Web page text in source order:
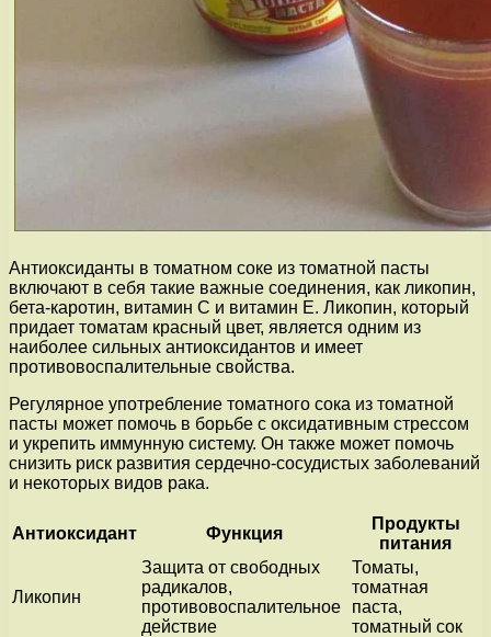
Антиоксиданты в томатном соке из томатной пасты
включают в себя такие важные соединения, как ликопин,
бета-каротин, витамин С и витамин Е. Ликопин, который
придает томатам красный цвет, является одним из
наиболее сильных антиоксидантов и имеет
противовоспалительные свойства.
Регулярное употребление томатного сока из томатной
пасты может помочь в борьбе с оксидативным стрессом
и укрепить иммунную систему. Он также может помочь
снизить риск развития сердечно-сосудистых заболеваний
и некоторых видов рака.
Антиоксидант Функция
Продукты
питания
Ликопин
Защита от свободных
радикалов,
противовоспалительное
действие
Томаты,
томатная
паста,
томатный сок